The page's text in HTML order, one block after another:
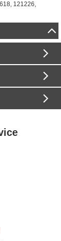
121226,